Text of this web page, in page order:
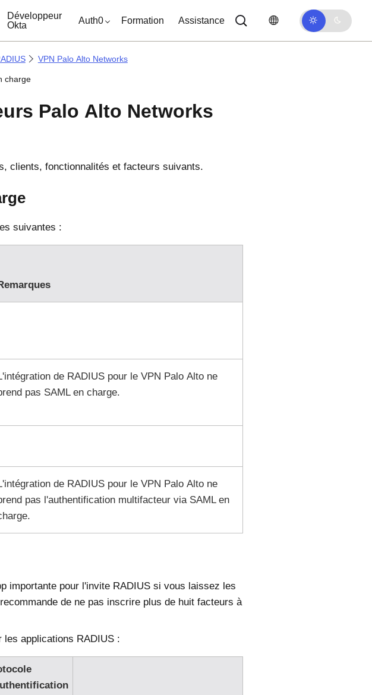
Développeur
Okta
Auth0 Formation Assistance
VPN Palo Alto Networks
charge
Palo Alto Networks
clients, fonctionnalités et facteurs suivants.
suivantes :
de RADIUS pour le VPN Palo Alto ne
pas SAML en charge.
de RADIUS pour le VPN Palo Alto ne
pas l'authentification multifacteur via SAML en
importante pour l'invite RADIUS si vous laissez les
de ne pas inscrire plus de huit facteurs à
applications RADIUS :